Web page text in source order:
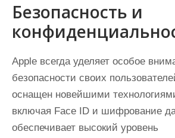
Безопасность и
Apple всегда уделяет особое
безопасности своих
оснащен новейшими
включая Face ID и шифрование
обеспечивает высокий уровень